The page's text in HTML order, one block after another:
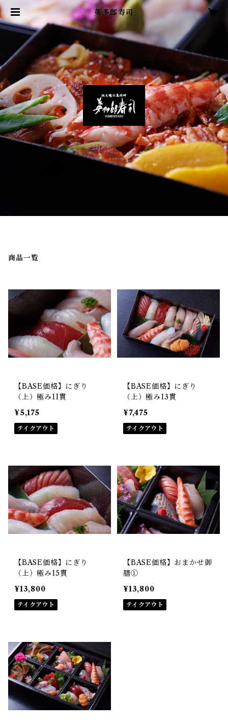
英多郎寿司
商品一覧
【BASE価格】にぎり
（上）極み11貫
¥5,175
テイクアウト
【BASE価格】にぎり
（上）極み13貫
¥7,475
テイクアウト
【BASE価格】にぎり
（上）極み15貫
¥13,800
テイクアウト
【BASE価格】おまかせ御
膳①
¥13,800
テイクアウト